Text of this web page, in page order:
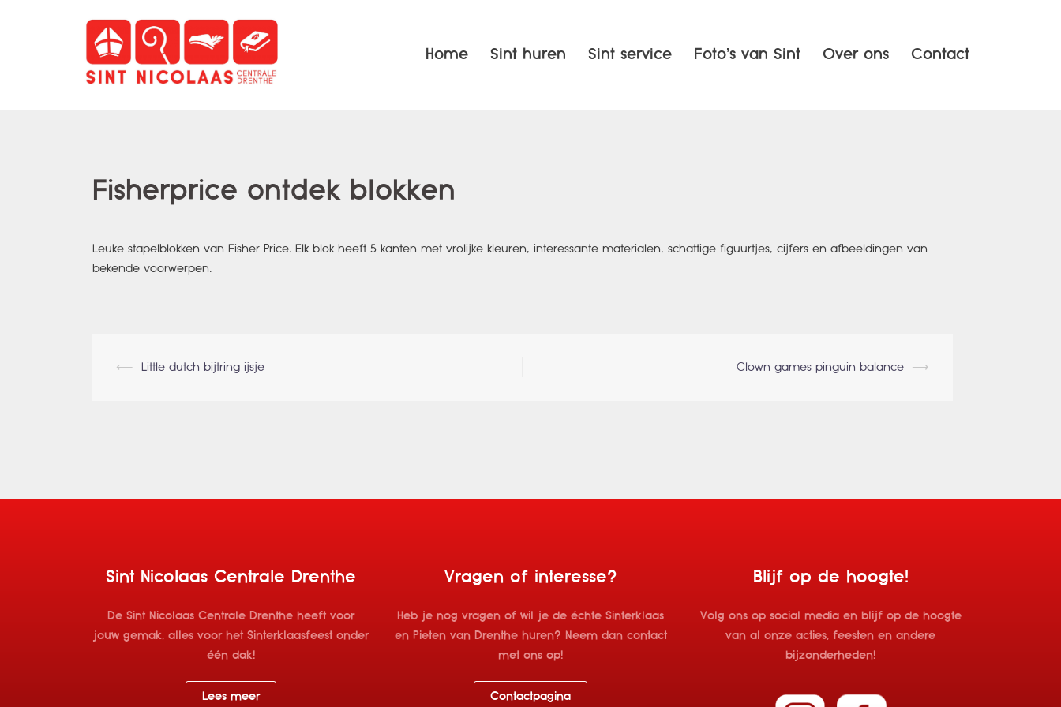
Home Sint huren Sint service Foto’s van Sint Over ons Contact
Fisherprice ontdek blokken
Leuke stapelblokken van Fisher Price. Elk blok heeft 5 kanten met vrolijke kleuren, interessante materialen, schattige figuurtjes, cijfers en afbeeldingen van
bekende voorwerpen.
Berichtnavigatie
⟵ Little dutch bijtring ijsje Clown games pinguin balance ⟶
Sint Nicolaas Centrale Drenthe
De Sint Nicolaas Centrale Drenthe heeft voor
jouw gemak, alles voor het Sinterklaasfeest onder
één dak!
Lees meer
Vragen of interesse?
Heb je nog vragen of wil je de échte Sinterklaas
en Pieten van Drenthe huren? Neem dan contact
met ons op!
Contactpagina
Blijf op de hoogte!
Volg ons op social media en blijf op de hoogte
van al onze acties, feesten en andere
bijzonderheden!